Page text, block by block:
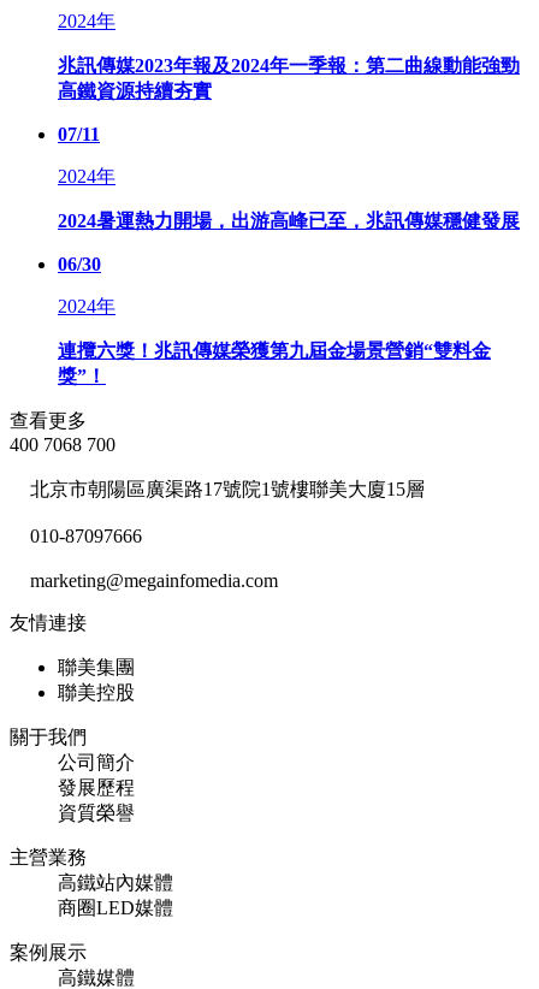
2024年
兆訊傳媒2023年報及2024年一季報：第二曲線動能強勁
高鐵資源持續夯實
07/11
2024年
2024暑運熱力開場，出游高峰已至，兆訊傳媒穩健發展
06/30
2024年
連攬六獎！兆訊傳媒榮獲第九屆金場景營銷“雙料金
獎”！
查看更多
400 7068 700
北京市朝陽區廣渠路17號院1號樓聯美大廈15層
010-87097666
marketing@megainfomedia.com
友情連接
聯美集團
聯美控股
關于我們
公司簡介
發展歷程
資質榮譽
主營業務
高鐵站內媒體
商圈LED媒體
案例展示
高鐵媒體